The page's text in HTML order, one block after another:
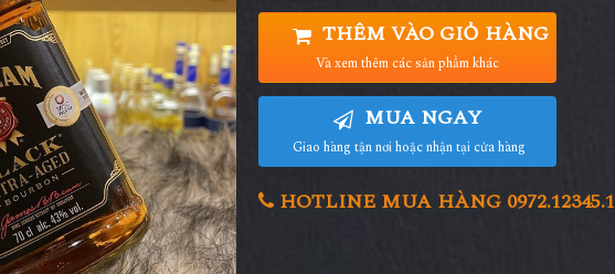
THÊM VÀO GIỎ HÀNG
Và xem thêm các sản phẩm khác
MUA NGAY
Giao hàng tận nơi hoặc nhận tại cửa hàng
HOTLINE MUA HÀNG 0972.12345.1